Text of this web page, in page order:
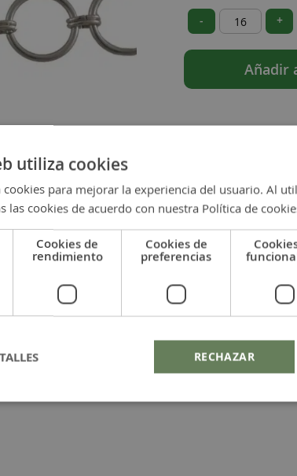
- +
Añadir
utiliza cookies
cookies para mejorar la experiencia del usuario. Al
las cookies de acuerdo con nuestra Política de
Cookies de
rendimiento
Cookies de
preferencias
RECHAZAR